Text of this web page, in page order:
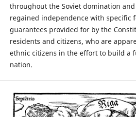
throughout the Soviet domination
regained independence with specific
guarantees provided for by the
residents and citizens, who are
ethnic citizens in the effort to build a
nation.